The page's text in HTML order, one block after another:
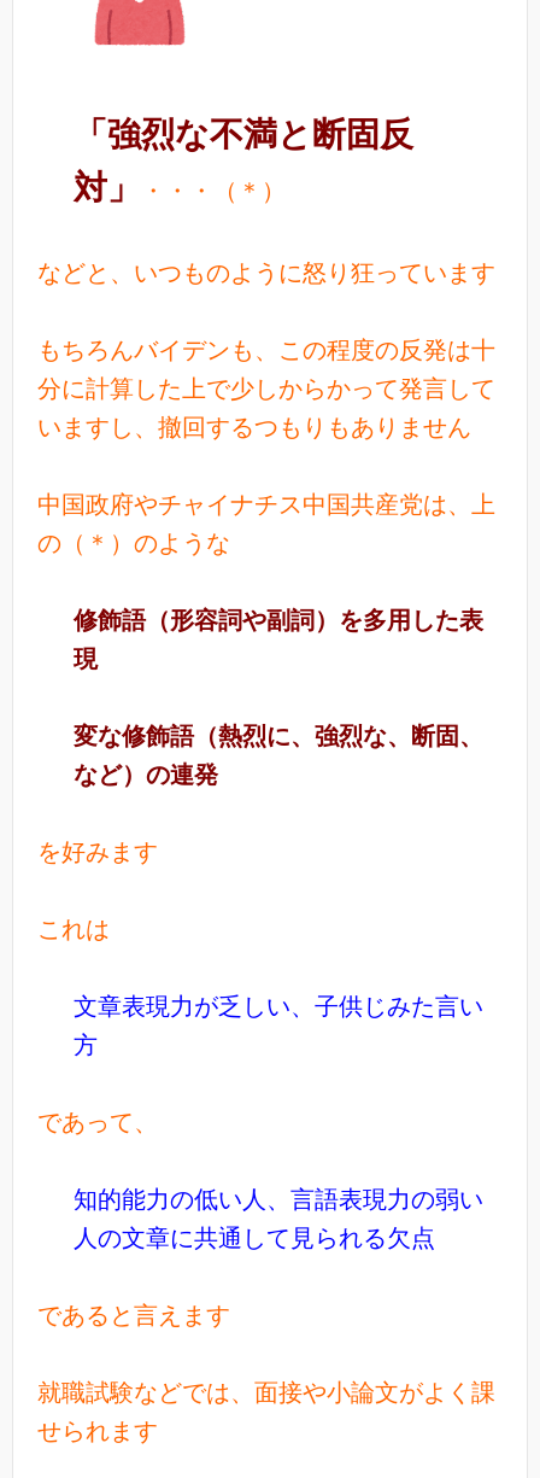
「強烈な不満と断固反
対」
・・・（＊）
などと、いつものように怒り狂っています
もちろんバイデンも、この程度の反発は十
分に計算した上で少しからかって発言して
いますし、撤回するつもりもありません
中国政府やチャイナチス中国共産党は、上
の（＊）のような
修飾語（形容詞や副詞）を多用した表
現
変な修飾語（熱烈に、強烈な、断固、
など）の連発
を好みます
これは
文章表現力が乏しい、子供じみた言い
方
であって、
知的能力の低い人、言語表現力の弱い
人の文章に共通して見られる欠点
であると言えます
就職試験などでは、面接や小論文がよく課
せられます